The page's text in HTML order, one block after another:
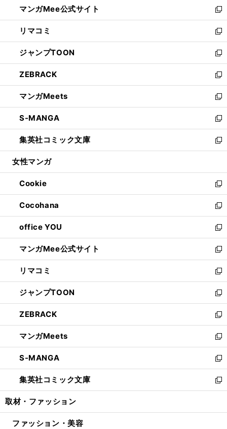
く
ド
ウ
で
開
く
ィ
ン
ド
ウ
で
開
く
い
ウ
ィ
ン
ド
ウ
で
開
く
マンガMee公式サイト
新
し
い
ウ
ィ
ン
ド
ウ
で
開
く
リマコミ
新
し
い
ウ
ィ
ン
ド
ウ
で
開
く
ジャンプTOON
新
し
い
ウ
ィ
ン
ド
ウ
で
開
ZEBRACK
新
し
い
ウ
ィ
ン
ド
ウ
開
く
マンガMeets
新
し
い
ウ
ィ
ン
ウ
で
開
く
S-MANGA
新
し
い
ウ
ン
ド
ウ
で
開
く
集英社コミック文庫
新
し
ウ
ィ
ン
ド
ウ
で
開
く
女性マンガ
Cookie
新
し
い
ウ
ィ
ン
ド
ウ
で
開
く
Cocohana
新
し
い
ウ
ィ
ン
ド
ウ
で
開
く
office YOU
新
し
い
ウ
ィ
ン
ド
ウ
で
開
く
マンガMee公式サイト
新
し
い
ウ
ィ
ン
ド
ウ
で
開
く
リマコミ
新
し
い
ウ
ィ
ン
ド
ウ
で
開
く
ジャンプTOON
新
し
い
ウ
ィ
ン
ド
ウ
で
開
ZEBRACK
新
し
い
ウ
ィ
ン
ド
ウ
開
マンガMeets
新
し
い
ウ
ィ
ン
ウ
S-MANGA
新
し
い
ウ
ン
集英社コミック文庫
新
し
ウ
取材・ファッション
ファッション・美容